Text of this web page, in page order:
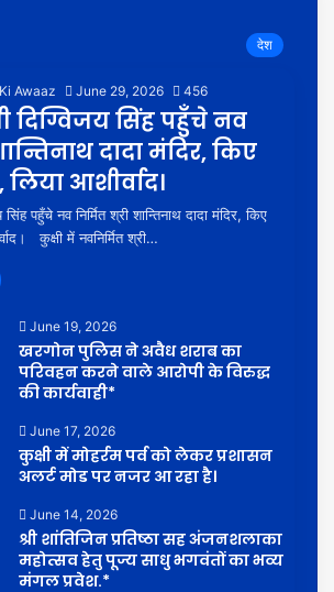
देश
Awaaz June 29, 2026 456
दिग्विजय सिंह पहुँचे नव
दादा मंदिर, किए
आशीर्वाद।
सिंह पहुँचे नव निर्मित श्री शान्तिनाथ दादा मंदिर, किए
कुक्षी में नवनिर्मित श्री…
June 19, 2026
खरगोन पुलिस ने अवैध शराब का
परिवहन करने वाले आरोपी के विरुद्ध
की कार्यवाही*
June 17, 2026
कुक्षी में मोहर्रम पर्व को लेकर प्रशासन
अलर्ट मोड पर नजर आ रहा है।
June 14, 2026
श्री शांतिजिन प्रतिष्ठा सह अंजनशलाका
महोत्सव हेतु पूज्य साधु भगवंतों का भव्य
मंगल प्रवेश.*